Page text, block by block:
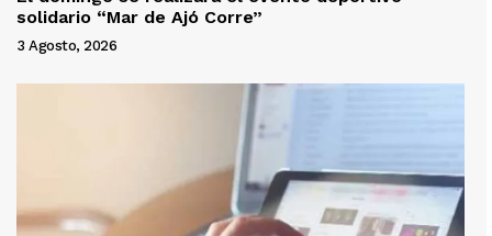
solidario “Mar de Ajó Corre”
3 Agosto, 2026